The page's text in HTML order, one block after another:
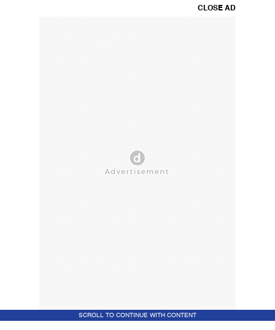
CLOSE AD
SCROLL TO CONTINUE WITH CONTENT